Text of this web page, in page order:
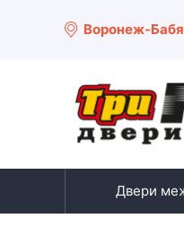
Воронеж-
Двери